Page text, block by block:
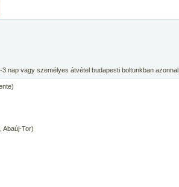
3 nap vagy személyes átvétel budapesti boltunkban azonnal
Abaúj-Tor)